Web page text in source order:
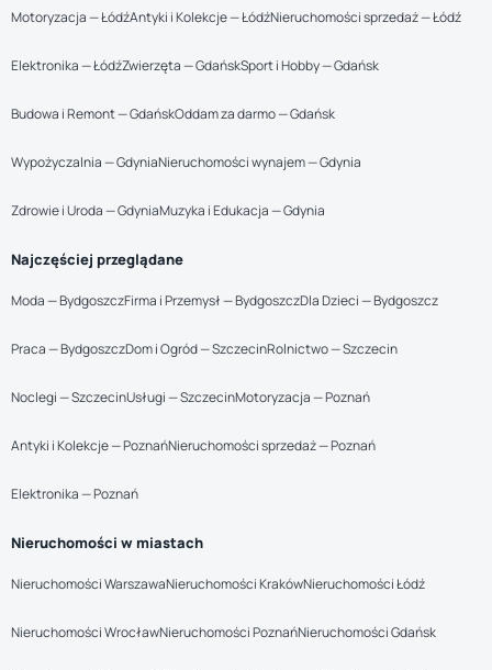
Motoryzacja — ŁódźAntyki i Kolekcje — ŁódźNieruchomości sprzedaż — Łódź
Elektronika — ŁódźZwierzęta — GdańskSport i Hobby — Gdańsk
Budowa i Remont — GdańskOddam za darmo — Gdańsk
Wypożyczalnia — GdyniaNieruchomości wynajem — Gdynia
Zdrowie i Uroda — GdyniaMuzyka i Edukacja — Gdynia
Najczęściej przeglądane
Moda — BydgoszczFirma i Przemysł — BydgoszczDla Dzieci — Bydgoszcz
Praca — BydgoszczDom i Ogród — SzczecinRolnictwo — Szczecin
Noclegi — SzczecinUsługi — SzczecinMotoryzacja — Poznań
Antyki i Kolekcje — PoznańNieruchomości sprzedaż — Poznań
Elektronika — Poznań
Nieruchomości w miastach
Nieruchomości WarszawaNieruchomości KrakówNieruchomości Łódź
Nieruchomości WrocławNieruchomości PoznańNieruchomości Gdańsk